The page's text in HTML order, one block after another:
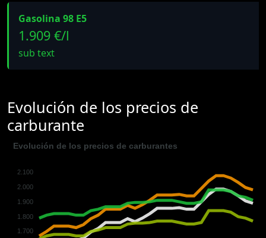
Gasolina 98 E5
1.909 €/l
sub text
Evolución de los precios de
carburante
Evolución de los precios de carburantes
2.100
2.000
1.900
1.800
1.700